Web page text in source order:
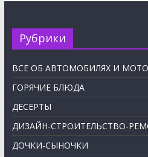
Рубрики
ВСЕ ОБ АВТОМОБИЛЯХ И
ГОРЯЧИЕ БЛЮДА
ДЕСЕРТЫ
ДИЗАЙН-СТРОИТЕЛЬСТВО-
ДОЧКИ-СЫНОЧКИ